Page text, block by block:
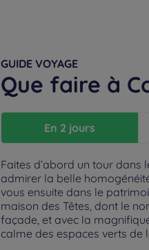
GUIDE VOYAGE
Que faire à
En 2 jours
Faites d’abord un tour dans
admirer la belle
vous ensuite dans le
maison des Têtes, dont le
façade, et avec la
calme des espaces verts de